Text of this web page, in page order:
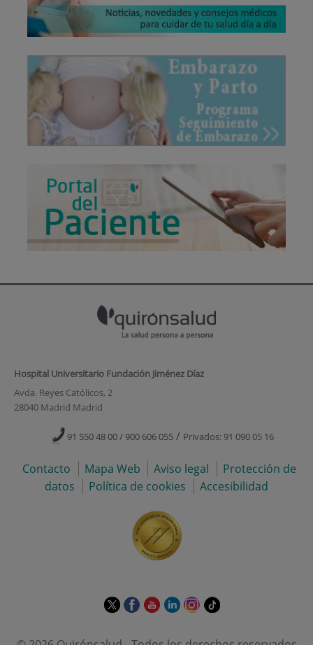
Hospital Universitario Fundación Jiménez Díaz
Avda. Reyes Católicos, 2
28040 Madrid Madrid
91 550 48 00 / 900 606 055 / Privados: 91 090 05 16
Contacto Mapa Web Aviso legal
Protección de
datos
Política de cookies Accesibilidad
EsteEsteEsteEsteEsteEnlace